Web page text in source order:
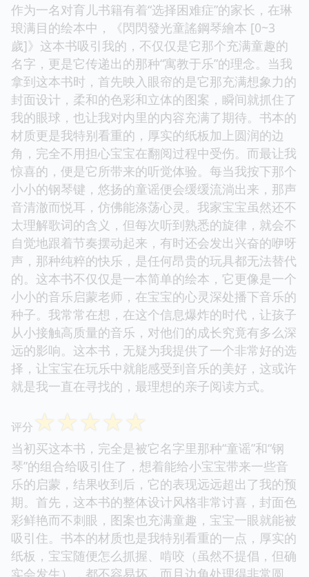
作为一名对育儿书籍有着“选择困难症”的家长，在琳
琅满目的绘本中，《閃閃發光童謠鋼琴繪本 [0~3
歲]》这本书吸引我的，不仅仅是它那个充满童趣的
名字，更是它传递出的那种“寓教于乐”的理念。当我
拿到这本书时，首先映入眼帘的是它那充满想象力的
封面设计，柔和的色彩和立体的图案，瞬间就抓住了
我的眼球，也让我对内里的内容充满了期待。书本的
材质更是我特别看重的，厚实的纸板加上圆润的边
角，完全不用担心宝宝在翻阅过程中受伤。而最让我
惊喜的，便是它所带来的听觉体验。每当我按下那个
小小的钢琴键，悠扬的童谣便会缓缓流淌出来，那声
音清澈而悦耳，仿佛能涤荡心灵。我家宝宝虽然还不
太理解歌词的含义，但每次听到熟悉的旋律，就会不
自觉地跟着节奏摆动起来，有时还会发出兴奋的咿呀
声，那种纯粹的快乐，是任何昂贵的玩具都无法替代
的。这本书不仅仅是一本简单的绘本，它更像是一个
小小的音乐启蒙老师，在宝宝的心灵深处播下音乐的
种子。我常常在想，在这个信息爆炸的时代，让孩子
从小接触高质量的音乐，对他们的成长究竟有多么深
远的影响。这本书，无疑为我提供了一个非常好的选
择，让宝宝在玩乐中就能感受到音乐的美好，这或许
就是我一直在寻找的，最理想的亲子阅读方式。
评分 ☆☆☆☆☆
当初买这本书，完全是被它名字里那种“童谣”和“钢
琴”的组合给吸引住了，想着能给小宝宝带来一些音
乐的启蒙，结果收到后，它的表现远远超出了我的预
期。首先，这本书的整体设计风格非常讨喜，封面色
彩鲜艳而不刺眼，图案也充满童趣，宝宝一眼就能被
吸引住。书本的材质也是我特别看重的一点，厚实的
纸板，宝宝随便怎么抓握、啃咬（虽然不提倡，但确
实会发生），都不容易坏，而且边角处理得非常圆